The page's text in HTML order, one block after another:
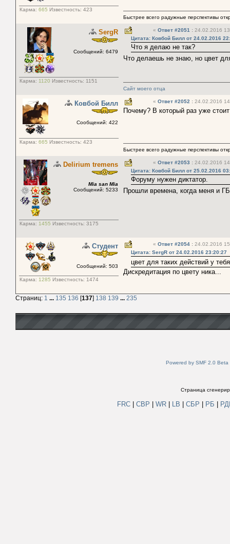
Карма: 665 Известность: 423
Быстрее всего радужные перспективы
SergR
Сообщений: 6479
Карма: 1120 Известность: 1151
« Ответ #2051 : 24.02.2016
Цитата: Ковбой Билл от 24.02.2016
Что я делаю не так?
Что делаешь не знаю, но цвет
Сайт моего отца
Ковбой Билл
Сообщений: 422
Карма: 665 Известность: 423
« Ответ #2052 : 24.02.2016
Почему? В который раз уже
Быстрее всего радужные перспективы
Delirium tremens
Mia san Mia
Сообщений: 5233
Карма: 1455 Известность: 3175
« Ответ #2053 : 24.02.2016
Цитата: Ковбой Билл от 25.02.2016
Форуму нужен диктатор.
Прошли времена, когда меня и
Студент
Сообщений: 503
Карма: 1285 Известность: 1474
« Ответ #2054 : 24.02.2016
Цитата: SergR от 24.02.2016 23:20:27
цвет для таких действий у
Дискредитация по цвету ника...
Страниц: 1 ... 135 136 [137] 138 139 ... 235
Powered by SMF 2.0 Beta
Страница
FRC СВР WR LB СБР РБ